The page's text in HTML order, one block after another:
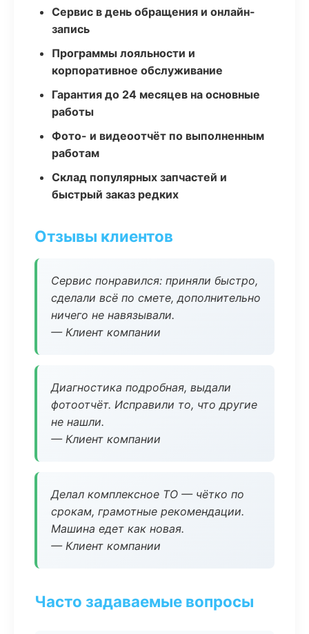
Сервис в день обращения и онлайн-
запись
Программы лояльности и
корпоративное обслуживание
Гарантия до 24 месяцев на основные
работы
Фото- и видеоотчёт по выполненным
работам
Склад популярных запчастей и
быстрый заказ редких
Отзывы клиентов
Сервис понравился: приняли быстро,
сделали всё по смете, дополнительно
ничего не навязывали.
— Клиент компании
Диагностика подробная, выдали
фотоотчёт. Исправили то, что другие
не нашли.
— Клиент компании
Делал комплексное ТО — чётко по
срокам, грамотные рекомендации.
Машина едет как новая.
— Клиент компании
Часто задаваемые вопросы